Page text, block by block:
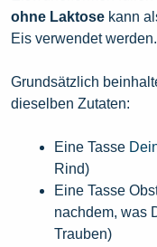
ohne Laktose kann
Eis verwendet werden.
Grundsätzlich
dieselben Zutaten:
Eine Tasse
Rind)
Eine Tasse
nachdem, was
Trauben)